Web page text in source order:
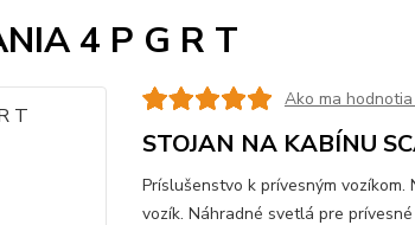
4 P G R T
Ako ma
STOJAN NA KABÍNU
Príslušenstvo k prívesným
vozík. Náhradné svetlá pre